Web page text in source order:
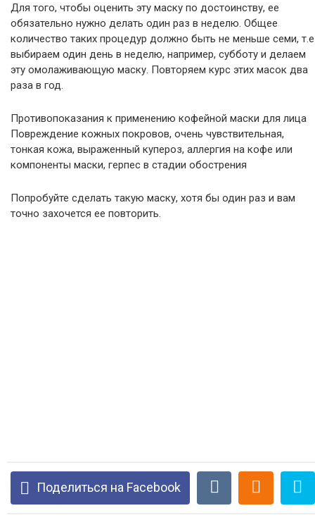
Для того, чтобы оценить эту маску по достоинству, ее
обязательно нужно делать один раз в неделю. Общее
количество таких процедур должно быть не меньше семи, т.е
выбираем один день в неделю, например, субботу и делаем
эту омолаживающую маску. Повторяем курс этих масок два
раза в год.
Противопоказания к применению кофейной маски для лица
Повреждение кожных покровов, очень чувствительная,
тонкая кожа, выраженный купероз, аллергия на кофе или
компоненты маски, герпес в стадии обострения
Попробуйте сделать такую маску, хотя бы один раз и вам
точно захочется ее повторить.
Поделиться на Facebook